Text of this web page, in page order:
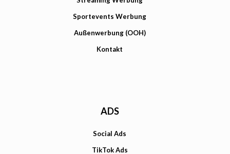
Sportevents Werbung
Außenwerbung (OOH)
Kontakt
ADS
Social Ads
TikTok Ads